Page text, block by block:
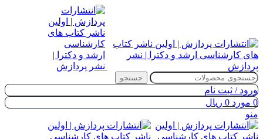
جستجو
ورود / ثبت نام
0 مورد 0 ریال
منو